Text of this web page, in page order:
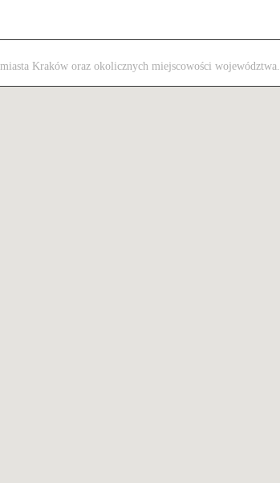
Kraków oraz okolicznych miejscowości województwa.